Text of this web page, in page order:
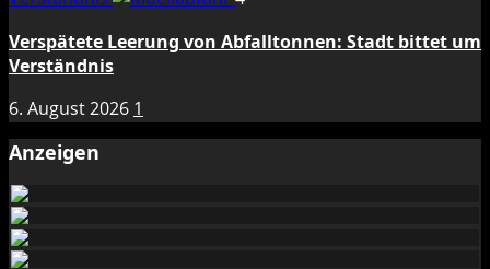
Verspätete Leerung von Abfalltonnen: Stadt bittet um
Verständnis
6. August 2026 1
Anzeigen